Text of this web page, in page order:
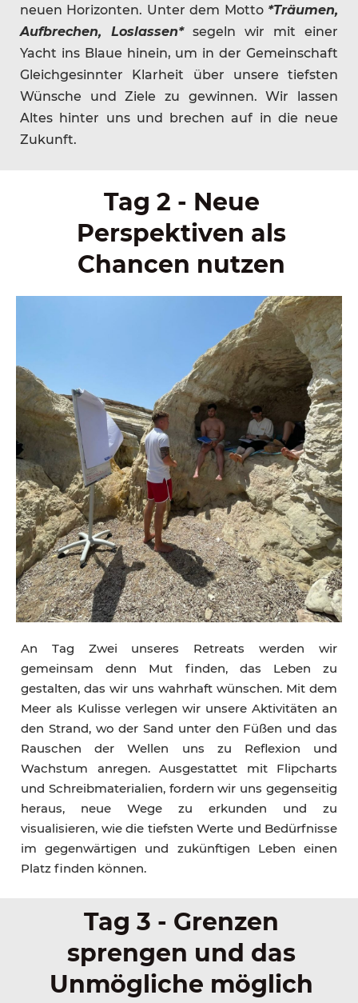
neuen Horizonten. Unter dem Motto *Träumen,
Aufbrechen, Loslassen* segeln wir mit einer
Yacht ins Blaue hinein, um in der Gemeinschaft
Gleichgesinnter Klarheit über unsere tiefsten
Wünsche und Ziele zu gewinnen. Wir lassen
Altes hinter uns und brechen auf in die neue
Zukunft.
Tag 2 - Neue
Perspektiven als
Chancen nutzen
An Tag Zwei unseres Retreats werden wir
gemeinsam denn Mut finden, das Leben zu
gestalten, das wir uns wahrhaft wünschen. Mit dem
Meer als Kulisse verlegen wir unsere Aktivitäten an
den Strand, wo der Sand unter den Füßen und das
Rauschen der Wellen uns zu Reflexion und
Wachstum anregen. Ausgestattet mit Flipcharts
und Schreibmaterialien, fordern wir uns gegenseitig
heraus, neue Wege zu erkunden und zu
visualisieren, wie die tiefsten Werte und Bedürfnisse
im gegenwärtigen und zukünftigen Leben einen
Platz finden können.
Tag 3 - Grenzen
sprengen und das
Unmögliche möglich